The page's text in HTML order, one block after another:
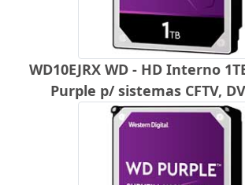
WD10EJRX WD - HD Interno
Purple p/ sistemas CFTV,